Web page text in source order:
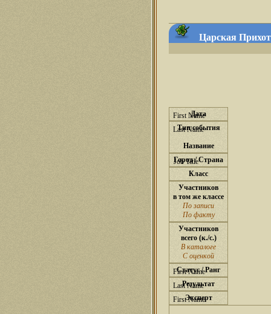
Царская
Дата
Тип события
Название
Город / Страна
Класс
Участников
в том же классе
По записи
По факту
Участников
всего (к./с.)
В каталоге
С оценкой
Статус / Ранг
Результат
Эксперт